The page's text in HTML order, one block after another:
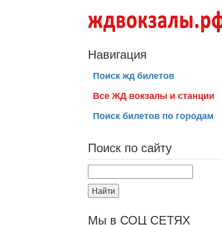
Навигация
Поиск жд билетов
Все ЖД вокзалы и станции
Поиск билетов по городам
Поиск по сайту
Найти
Мы в СОЦ СЕТЯХ